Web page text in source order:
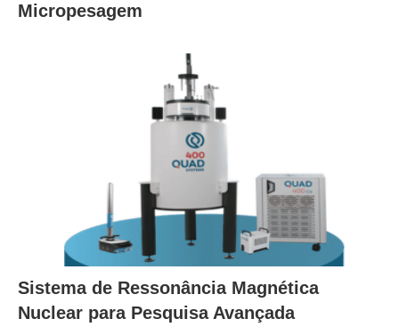
Micropesagem
Sistema de Ressonância Magnética
Nuclear para Pesquisa Avançada